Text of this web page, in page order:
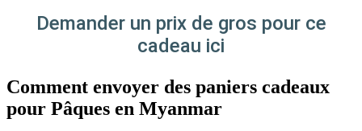
Demander un prix de gros pour ce
cadeau ici
Comment envoyer des paniers cadeaux
pour Pâques en Myanmar